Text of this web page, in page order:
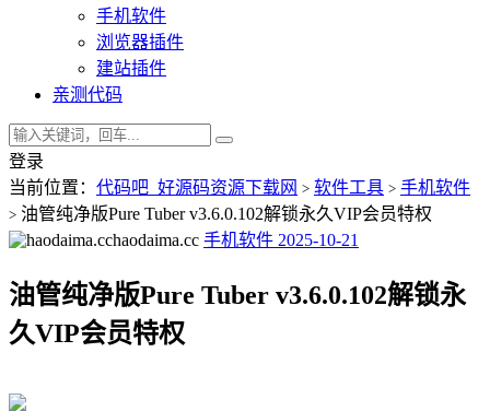
手机软件
浏览器插件
建站插件
亲测代码
登录
当前位置： 代码吧_好源码资源下载网 > 软件工具 > 手机软件
> 油管纯净版Pure Tuber v3.6.0.102解锁永久VIP会员特权
haodaima.cc 手机软件 2025-10-21
油管纯净版Pure Tuber v3.6.0.102解锁永
久VIP会员特权